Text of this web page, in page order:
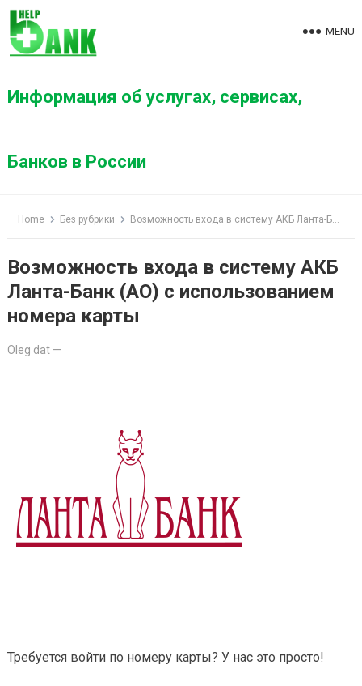
Информация об услугах, сервисах,
Банков в России
MENU
Home Без рубрики Возможность входа в систему АКБ Ланта-Банк (АО) с использованием номера карты
Возможность входа в систему АКБ
Ланта-Банк (АО) с использованием
номера карты
Oleg dat—
Требуется войти по номеру карты? У нас это просто!